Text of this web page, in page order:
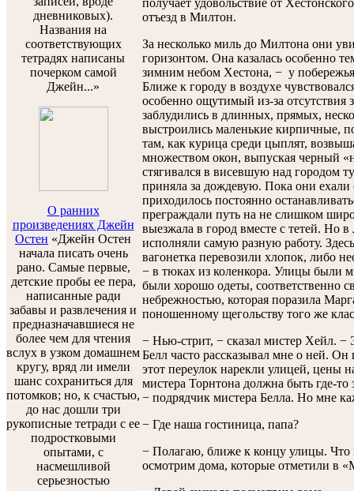
дневниковых).
Названия на
соответствующих
тетрадях написаны
почерком самой
Джейн...»
О ранних
произведениях Джейн
Остен «Джейн Остен
начала писать очень
рано. Самые первые,
детские пробы ее пера,
написанные ради
забавы и развлечения и
предназначавшиеся не
более чем для чтения
вслух в узком домашнем
кругу, вряд ли имели
шанс сохраниться для
потомков; но, к счастью,
до нас дошли три
рукописные тетради с ее
подростковыми
опытами, с
насмешливой
серьезностью
получает удовольствие от
отъезд в Милтон.
За несколько миль до Милтона они
горизонтом. Она казалась особенно
зимним небом Хестона, − у
Ближе к городу в воздухе
особенно ощутимый из-за отсутствия
заблудились в длинных, прямых,
выстроились маленькие кирпичные,
там, как курица среди цыплят,
множеством окон, выпуская черный
стягивался в висевшую над городом
приняла за дождевую. Пока они
приходилось постоянно
преграждали путь на не слишком
выезжала в город вместе с тетей. Но
исполняли самую разную работу.
вагонетка перевозили хлопок, либо
− в тюках из коленкора. Улицы были
были хорошо одеты, соответственно
небрежностью, которая поразила
поношенному щегольству того же
− Нью-стрит, − сказал мистер Хейл. −
Белл часто рассказывал мне о ней. Он
этот переулок нарекли улицей, цены
мистера Торнтона должна быть где-то
− подрядчик мистера Белла. Но мне
− Где наша гостиница, папа?
− Полагаю, ближе к концу улицы. Что
осмотрим дома, которые отметили в